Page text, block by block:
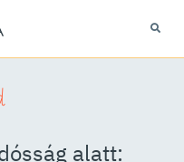
alatt: